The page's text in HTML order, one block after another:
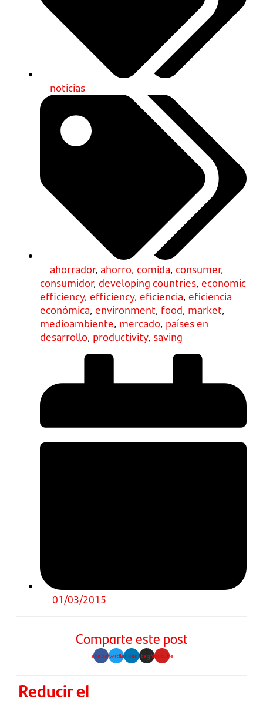
noticias
ahorrador, ahorro, comida, consumer,
consumidor, developing countries, economic
efficiency, efficiency, eficiencia, eficiencia
económica, environment, food, market,
medioambiente, mercado, países en
desarrollo, productivity, saving
01/03/2015
Comparte este post
FacebookTwitterLinkedinInstagramYoutube
Reducir el